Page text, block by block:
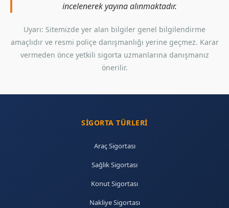
incelenerek yayına alınmaktadır.
Uyarı: Sitemizde yer alan bilgiler genel bilgilendirme
amaçlıdır ve resmi poliçe danışmanlığı yerine geçmez. Karar
vermeden önce yetkili sigorta uzmanlarına danışmanız
önerilir.
SIGORTA TÜRLERI
Araç Sigortası
Sağlık Sigortası
Konut Sigortası
Nakliye Sigortası